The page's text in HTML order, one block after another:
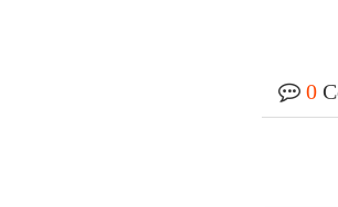
0